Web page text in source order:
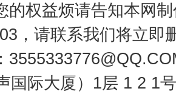
的权益烦请告知本网
，请联系我们将立即
国际大厦）1层 1 2 1
生生不息 一